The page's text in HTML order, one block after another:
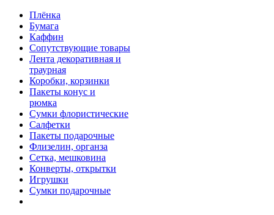
Плёнка
Бумага
Каффин
Сопутствующие товары
Лента декоративная и
траурная
Коробки, корзинки
Пакеты конус и
рюмка
Сумки флористические
Салфетки
Пакеты подарочные
Флизелин, органза
Сетка, мешковина
Конверты, открытки
Игрушки
Сумки подарочные